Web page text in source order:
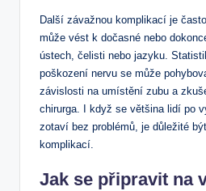
Další závažnou komplikací je často
může vést k dočasné nebo
ústech, čelisti nebo jazyku.
poškození nervu ‍se může
závislosti na umístění zubu a
chirurga. I ⁢když se většina ​lidí po
zotaví bez problémů, je důležité
komplikací.
Jak‍ se připravit na